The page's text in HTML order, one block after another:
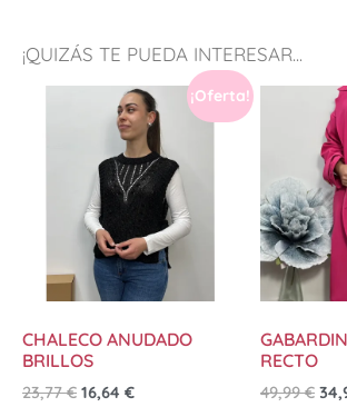
¡QUIZÁS TE PUEDA INTERESAR...
¡Oferta!
CHALECO ANUDADO
BRILLOS
23,77€ 16,64 €
RECTO
49,99€